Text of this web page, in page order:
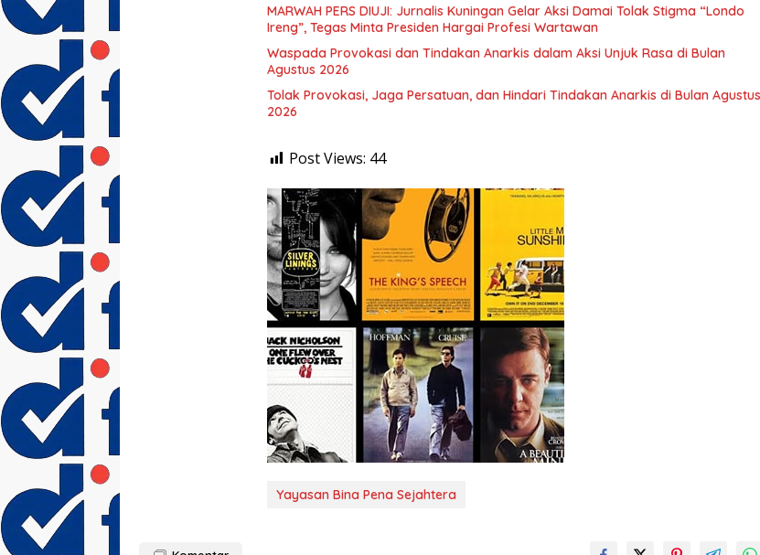
MARWAH PERS DIUJI: Jurnalis Kuningan Gelar Aksi Damai Tolak Stigma “Londo
Ireng”, Tegas Minta Presiden Hargai Profesi Wartawan
Waspada Provokasi dan Tindakan Anarkis dalam Aksi Unjuk Rasa di Bulan
Agustus 2026
Tolak Provokasi, Jaga Persatuan, dan Hindari Tindakan Anarkis di Bulan Agustus
2026
Post Views: 44
Yayasan Bina Pena Sejahtera